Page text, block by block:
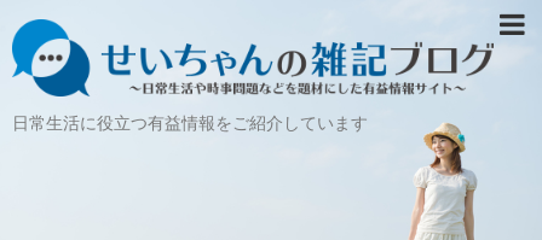
日常生活に役立つ有益情報をご紹介しています